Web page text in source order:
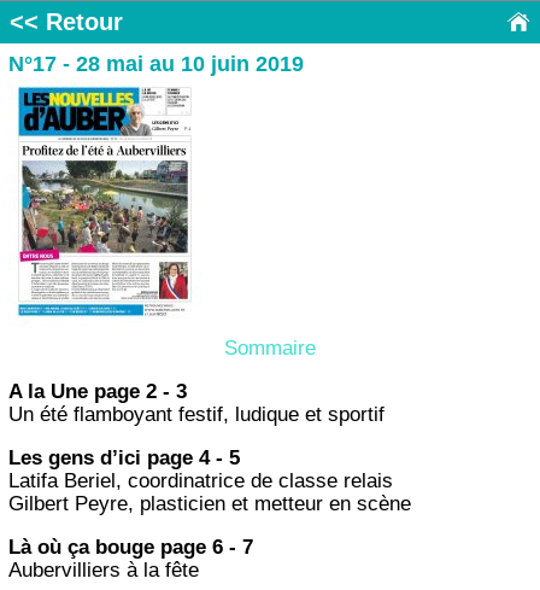
<< Retour
N°17 - 28 mai au 10 juin 2019
Sommaire
A la Une page 2 - 3
Un été flamboyant festif, ludique et sportif
Les gens d’ici page 4 - 5
Latifa Beriel, coordinatrice de classe relais
Gilbert Peyre, plasticien et metteur en scène
Là où ça bouge page 6 - 7
Aubervilliers à la fête